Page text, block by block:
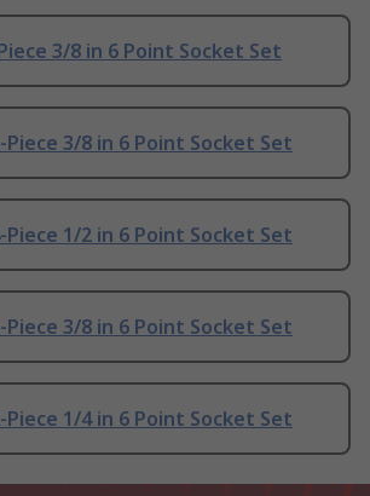
3/8 in 6 Point Socket Set
Piece 3/8 in 6 Point Socket Set
Piece 1/2 in 6 Point Socket Set
Piece 3/8 in 6 Point Socket Set
Piece 1/4 in 6 Point Socket Set